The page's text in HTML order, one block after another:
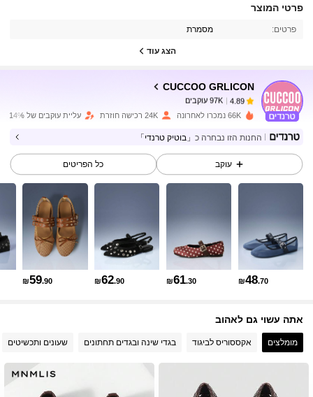
פרטי המוצר
פרטים: מסמרת
הצג עוד
CUCCOO GRLICON
4.89
97K עוקבים
t***i שילם לפני יום אחד
4.89 97K עוקבים
4.89 97K עוקבים
4.89 97K עוקבים
66K נמכרו לאחרונה 24K רכישה חוזרת עליית עוקבים של 14%
החנות הזו נבחרה כ 「בוטיק טרנדי」
עוקב כל הפריטים
₪48.70
₪61.30
₪62.90
₪59.90
אתה עשוי גם לאהוב
מומלצים אקססוריס לביגוד בגדי שינה ובגדים תחתונים שעונים ותכשיטים